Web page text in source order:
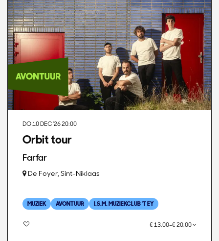
Orbit tour
Farfar
DO 10 DEC '2620:00
De Foyer, Sint-Niklaas
MUZIEK AVONTUUR I.S.M. MUZIEKCLUB 'T EY
€ 13,00–€ 20,00